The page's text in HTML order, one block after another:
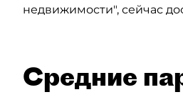
недвижимости", сейчас
Средние